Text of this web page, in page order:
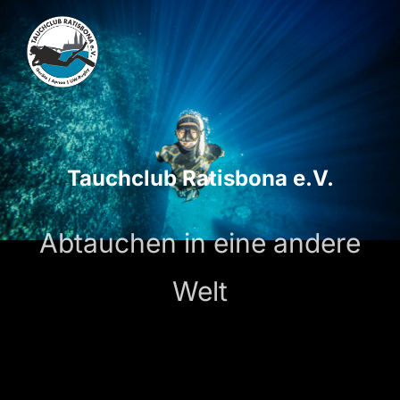
Inhalt
springen
Tauchclub Ratisbona e.V.
Abtauchen in eine andere
Welt